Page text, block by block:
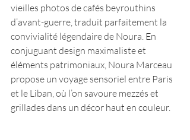
vieilles photos de cafés beyrouthins
d’avant-guerre, traduit parfaitement la
convivialité légendaire de Noura. En
conjuguant design maximaliste et
éléments patrimoniaux, Noura Marceau
propose un voyage sensoriel entre Paris
et le Liban, où l’on savoure mezzés et
grillades dans un décor haut en couleur.